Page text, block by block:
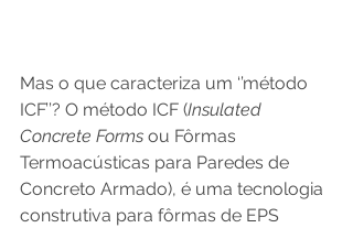
Mas o que caracteriza um ‘’método
ICF’’? O método ICF (Insulated
Concrete Forms ou Fôrmas
Termoacústicas para Paredes de
Concreto Armado), é uma tecnologia
construtiva para fôrmas de EPS